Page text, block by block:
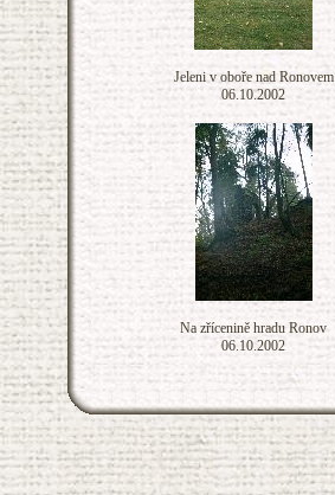
Jeleni v oboře nad Ronovem
06.10.2002
Na zřícenině hradu Ronov
06.10.2002